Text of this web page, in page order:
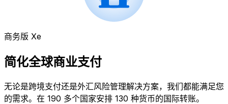
商务版 Xe
简化全球商业支付
无论是跨境支付还是外汇风险管理解决方案，我们都能满足您
的需求。在 190 多个国家安排 130 种货币的国际转账。